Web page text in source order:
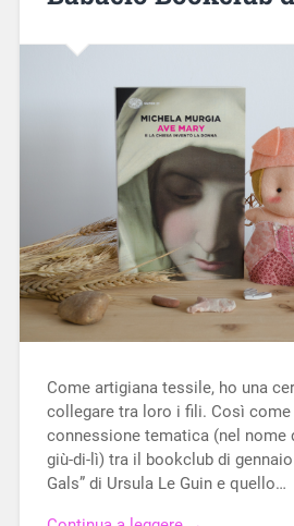
Come artigiana tessile, ho una
collegare tra loro i fili. Così come
connessione tematica (nel nome
giù-di-lì) tra il bookclub di
Gals” di Ursula Le Guin e quello…